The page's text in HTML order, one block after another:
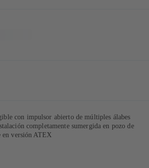
con impulsor abierto de múltiples álabes
completamente sumergida en pozo de
en versión ATEX